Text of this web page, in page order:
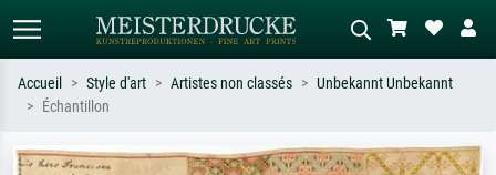
Recherchez par artiste, titre ou style –
Décrivez la scène – ex. prairie verte,
Accueil Style d'art Artistes non classés
Unbekannt Unbekannt
Échantillon